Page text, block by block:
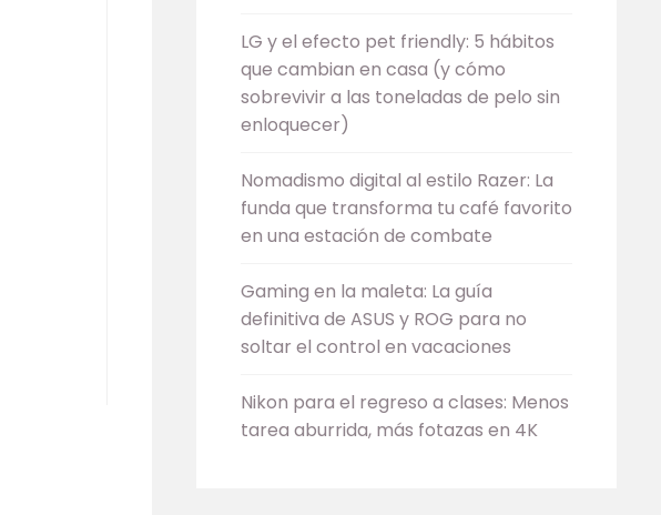
LG y el efecto pet friendly: 5 hábitos
que cambian en casa (y cómo
sobrevivir a las toneladas de pelo sin
enloquecer)
Nomadismo digital al estilo Razer: La
funda que transforma tu café favorito
en una estación de combate
Gaming en la maleta: La guía
definitiva de ASUS y ROG para no
soltar el control en vacaciones
Nikon para el regreso a clases: Menos
tarea aburrida, más fotazas en 4K